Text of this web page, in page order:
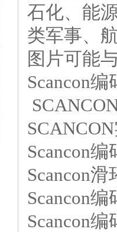
石化、能
类军事、
图片可能
Scancon
Scancon
Scancon
Scancon
Scancon编